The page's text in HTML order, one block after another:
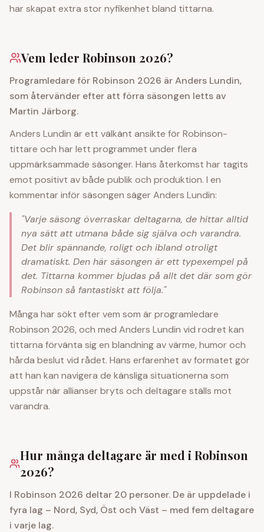
har skapat extra stor nyfikenhet bland tittarna.
Vem leder Robinson 2026?
Programledare för Robinson 2026 är Anders Lundin,
som återvänder efter att förra säsongen letts av
Martin Järborg.
Anders Lundin är ett välkänt ansikte för Robinson-
tittare och har lett programmet under flera
uppmärksammade säsonger. Hans återkomst har tagits
emot positivt av både publik och produktion. I en
kommentar inför säsongen säger Anders Lundin:
"Varje säsong överraskar deltagarna, de hittar alltid
nya sätt att utmana både sig själva och varandra.
Det blir spännande, roligt och ibland otroligt
dramatiskt. Den här säsongen är ett typexempel på
det. Tittarna kommer bjudas på allt det där som gör
Robinson så fantastiskt att följa."
Många har sökt efter vem som är programledare
Robinson 2026, och med Anders Lundin vid rodret kan
tittarna förvänta sig en blandning av värme, humor och
hårda beslut vid rådet. Hans erfarenhet av formatet gör
att han kan navigera de känsliga situationerna som
uppstår när allianser bryts och deltagare ställs mot
varandra.
Hur många deltagare är med i Robinson
2026?
I Robinson 2026 deltar 20 personer. De är uppdelade i
fyra lag – Nord, Syd, Öst och Väst – med fem deltagare
i varje lag.